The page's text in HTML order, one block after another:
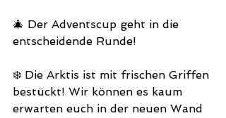
🎄 Der Adventscup geht in die
entscheidende Runde!
❄️ Die Arktis ist mit frischen Griffen
bestückt! Wir können es kaum
erwarten euch in der neuen Wand